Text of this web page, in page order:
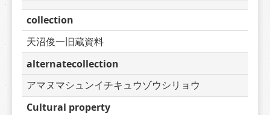
collection
天沼俊一旧蔵資料
alternatecollection
アマヌマシュンイチキュウゾウシリョウ
Cultural property